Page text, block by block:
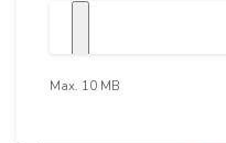
Max. 10 MB